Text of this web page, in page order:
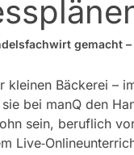
gemacht
kleinen Bäckerei –
bei manQ den
sein, beruflich